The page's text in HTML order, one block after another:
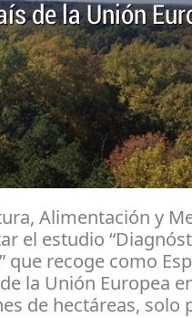
de la Unión
Alimentación y
el estudio
que recoge como
la Unión Europea
de hectáreas, solo